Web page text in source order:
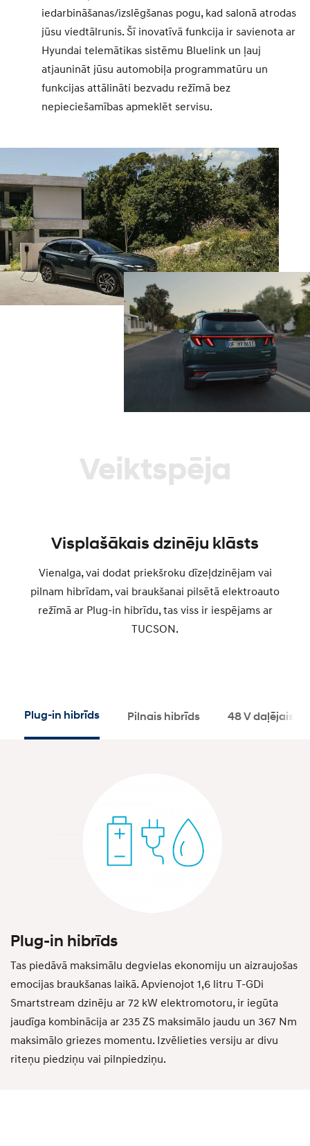
iedarbināšanas/izslēgšanas pogu, kad salonā atrodas
jūsu viedtālrunis. Šī inovatīvā funkcija ir savienota ar
Hyundai telemātikas sistēmu Bluelink un ļauj
atjaunināt jūsu automobiļa programmatūru un
funkcijas attālināti bezvadu režīmā bez
nepieciešamības apmeklēt servisu.
Veiktspēja
Visplašākais dzinēju klāsts
Vienalga, vai dodat priekšroku dīzeļdzinējam vai
pilnam hibrīdam, vai braukšanai pilsētā elektroauto
režīmā ar Plug-in hibrīdu, tas viss ir iespējams ar
TUCSON.
Plug-in hibrīds Pilnais hibrīds 48 V daļējais
Plug-in hibrīds
Tas piedāvā maksimālu degvielas ekonomiju un aizraujošas
emocijas braukšanas laikā. Apvienojot 1,6 litru T-GDi
Smartstream dzinēju ar 72 kW elektromotoru, ir iegūta
jaudīga kombinācija ar 235 ZS maksimālo jaudu un 367 Nm
maksimālo griezes momentu. Izvēlieties versiju ar divu
riteņu piedziņu vai pilnpiedziņu.